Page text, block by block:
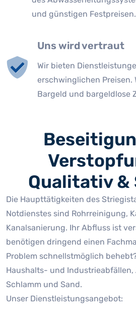
und günstigen Festpreisen.
Uns wird vertraut
Wir bieten
erschwinglichen Preisen.
Bargeld und bargeldlose
Qualitativ &
Die Haupttätigkeiten des
Notdienstes sind Rohrreinigung,
Kanalsanierung. Ihr Abfluss ist
benötigen dringend einen
Problem schnellstmöglich
Haushalts- und Industrieabfällen,
Schlamm und Sand.
Unser Dienstleistungsangebot: